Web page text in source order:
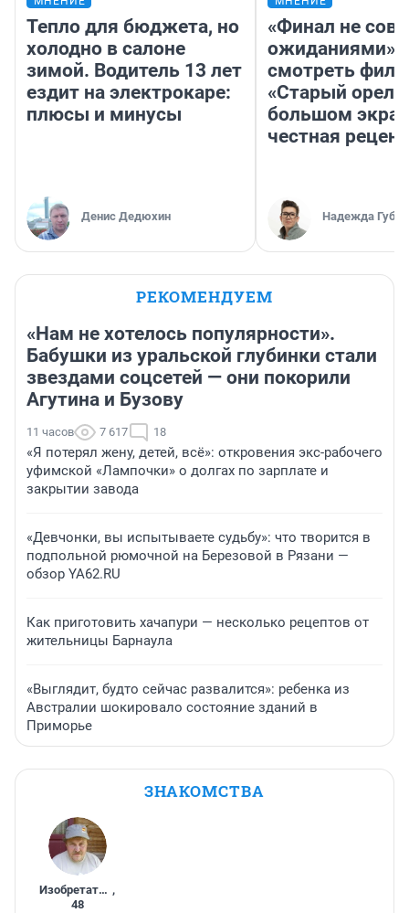
Тепло для бюджета, но
холодно в салоне
зимой. Водитель 13 лет
ездит на электрокаре:
плюсы и минусы
Денис Дедюхин
«Финал не
ожиданиями»:
смотреть
«Старый орел»
большом
честная
Надежда
РЕКОМЕНДУЕМ
«Нам не хотелось популярности».
Бабушки из уральской глубинки стали
звездами соцсетей — они покорили
Агутина и Бузову
11 часов 7 617 18
«Я потерял жену, детей, всё»: откровения экс-рабочего
уфимской «Лампочки» о долгах по зарплате и
закрытии завода
«Девчонки, вы испытываете судьбу»: что творится в
подпольной рюмочной на Березовой в Рязани —
обзор YA62.RU
Как приготовить хачапури — несколько рецептов от
жительницы Барнаула
«Выглядит, будто сейчас развалится»: ребенка из
Австралии шокировало состояние зданий в
Приморье
ЗНАКОМСТВА
Изобретатель ,
48